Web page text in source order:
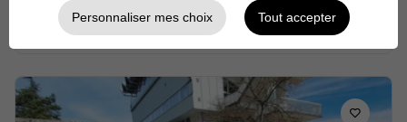
Voir l’offre
il y a 1 jour
Personnaliser mes choix Tout accepter